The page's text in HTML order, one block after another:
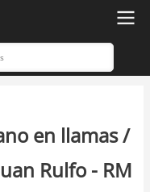
en llamas /
Rulfo - RM